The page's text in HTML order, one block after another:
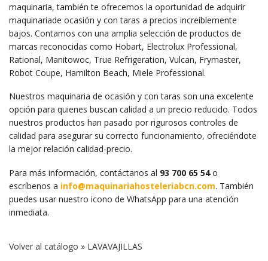
maquinaria, también te ofrecemos la oportunidad de adquirir
maquinariade ocasión y con taras a precios increíblemente
bajos. Contamos con una amplia selección de productos de
marcas reconocidas como Hobart, Electrolux Professional,
Rational, Manitowoc, True Refrigeration, Vulcan, Frymaster,
Robot Coupe, Hamilton Beach, Miele Professional.
Nuestros maquinaria de ocasión y con taras son una excelente
opción para quienes buscan calidad a un precio reducido. Todos
nuestros productos han pasado por rigurosos controles de
calidad para asegurar su correcto funcionamiento, ofreciéndote
la mejor relación calidad-precio.
Para más información, contáctanos al 93 700 65 54o
escríbenos a info@maquinariahosteleriabcn.com. También
puedes usar nuestro icono de WhatsApp para una atención
inmediata.
Volver al catálogo LAVAVAJILLAS